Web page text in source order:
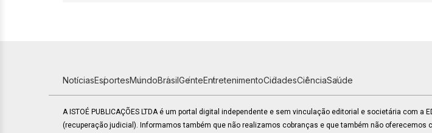
NotíciasEsportesMundoBrasilGenteEntretenimentoCidadesCiênciaSaúde
A ISTOÉ PUBLICAÇÕES LTDA é um portal digital independente e sem vinculação editorial e societária com a
(recuperação judicial). Informamos também que não realizamos cobranças e que também não